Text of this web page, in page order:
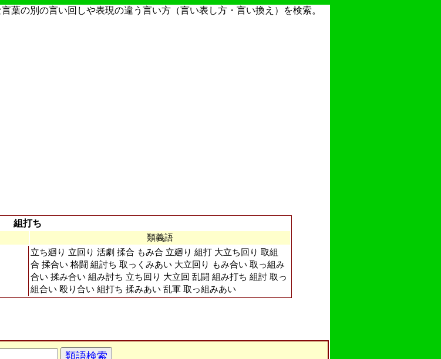
葉の別の言い回しや表現の違う言い方（言い表し方・言い換え）を検索。
組打ち
類義語
立ち廻り 立回り 活劇 揉合 もみ合 立廻り 組打 大立ち回り 取組
合 揉合い 格闘 組討ち 取っくみあい 大立回り もみ合い 取っ組み
合い 揉み合い 組み討ち 立ち回り 大立回 乱闘 組み打ち 組討 取っ
組合い 殴り合い 組打ち 揉みあい 乱軍 取っ組みあい